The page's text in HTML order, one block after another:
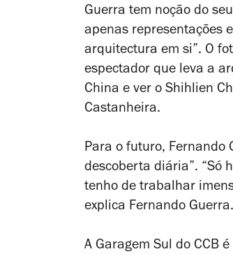
Guerra tem noção do
apenas representações
arquitectura em si”. O
espectador que leva a
China e ver o Shihlien
Castanheira.
Para o futuro, Fernando
descoberta diária”. “Só
tenho de trabalhar
explica Fernando Guerra.
A Garagem Sul do CCB